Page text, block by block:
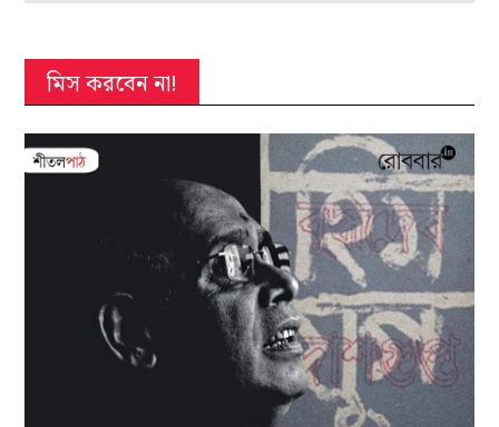
মিস করবেন না!